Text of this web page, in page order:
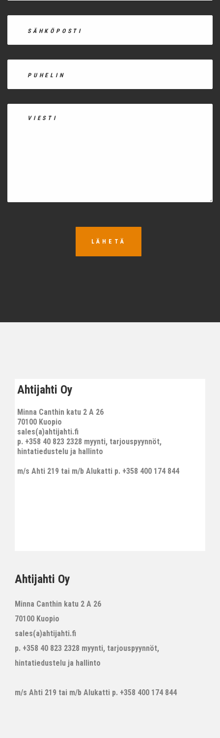
LÄHETÄ
Ahtijahti Oy
Minna Canthin katu 2 A 26
70100 Kuopio
sales(a)ahtijahti.fi
p. +358 40 823 2328 myynti, tarjouspyynnöt,
hintatiedustelu ja hallinto
m/s Ahti 219 tai m/b Alukatti p. +358 400 174 844
Ahtijahti Oy
Minna Canthin katu 2 A 26
70100 Kuopio
sales(a)ahtijahti.fi
p. +358 40 823 2328 myynti, tarjouspyynnöt,
hintatiedustelu ja hallinto
m/s Ahti 219 tai m/b Alukatti p. +358 400 174 844